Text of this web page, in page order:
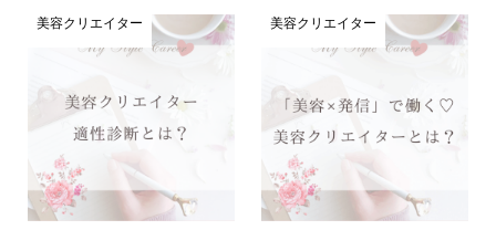
美容クリエイター 美容クリエイター